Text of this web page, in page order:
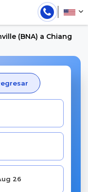
(BNA) a Chiang